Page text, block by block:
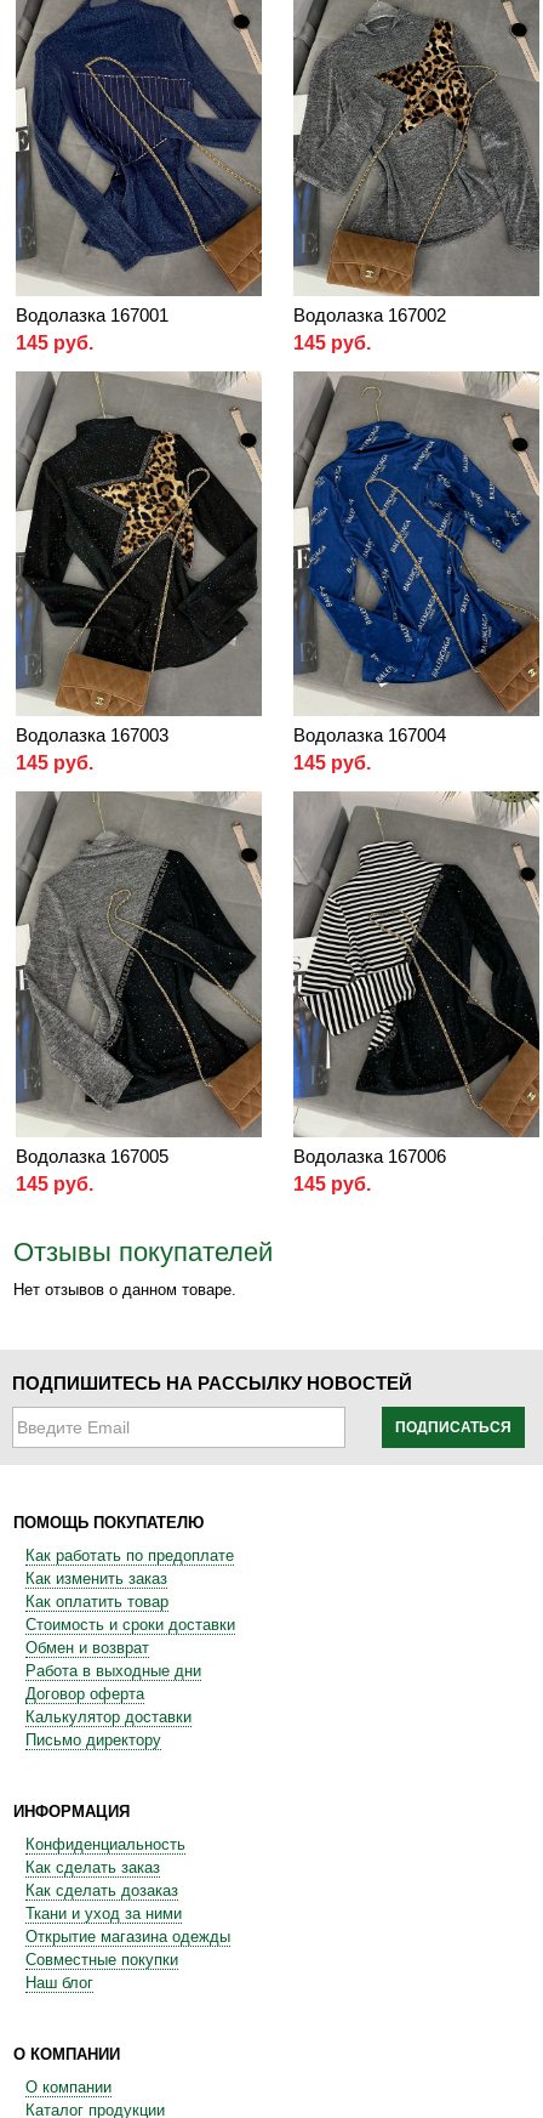
Водолазка 167001
145 руб.
Водолазка 167002
145 руб.
Водолазка 167003
145 руб.
Водолазка 167004
145 руб.
Водолазка 167005
145 руб.
Водолазка 167006
145 руб.
Отзывы покупателей
Нет отзывов о данном товаре.
ПОДПИШИТЕСЬ НА РАССЫЛКУ НОВОСТЕЙ
ПОДПИСАТЬСЯ
ПОМОЩЬ ПОКУПАТЕЛЮ
Как работать по предоплате
Как изменить заказ
Как оплатить товар
Стоимость и сроки доставки
Обмен и возврат
Работа в выходные дни
Договор оферта
Калькулятор доставки
Письмо директору
ИНФОРМАЦИЯ
Конфиденциальность
Как сделать заказ
Как сделать дозаказ
Ткани и уход за ними
Открытие магазина одежды
Совместные покупки
Наш блог
О КОМПАНИИ
О компании
Каталог продукции